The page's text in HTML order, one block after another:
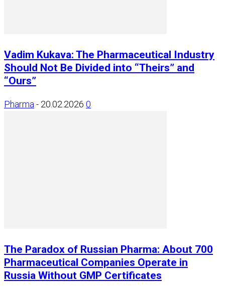
Vadim Kukava: The Pharmaceutical Industry
Should Not Be Divided into “Theirs” and
“Ours”
Pharma - 20.02.2026 0
The Paradox of Russian Pharma: About 700
Pharmaceutical Companies Operate in
Russia Without GMP Certificates